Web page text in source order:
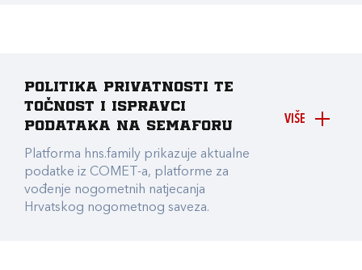
VIŠE
Politika privatnosti te
točnost i ispravci
podataka na Semaforu
Platforma hns.family prikazuje aktualne
podatke iz COMET-a, platforme za
vođenje nogometnih natjecanja
Hrvatskog nogometnog saveza.